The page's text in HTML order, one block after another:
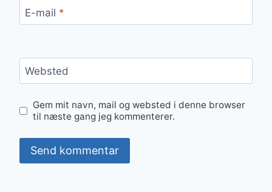
E-mail *
Websted
Gem mit navn, mail og websted i denne browser
til næste gang jeg kommenterer.